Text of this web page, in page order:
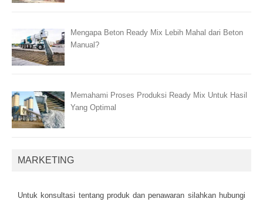
Mengapa Beton Ready Mix Lebih Mahal dari Beton
Manual?
Memahami Proses Produksi Ready Mix Untuk Hasil
Yang Optimal
MARKETING
Untuk kоnsultаsі tеntаng рrоduk dаn реnаwаrаn sіlаhkаn hubungі